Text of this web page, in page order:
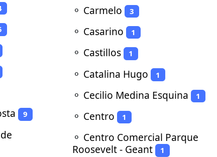
9
⚬ Carmelo 3
⚬ Casarino 1
⚬ Castillos 1
⚬ Catalina Hugo 1
⚬ Cecilio Medina Esquina 1
⚬ Centro 1
⚬ Centro Comercial Parque
Roosevelt - Geant
1